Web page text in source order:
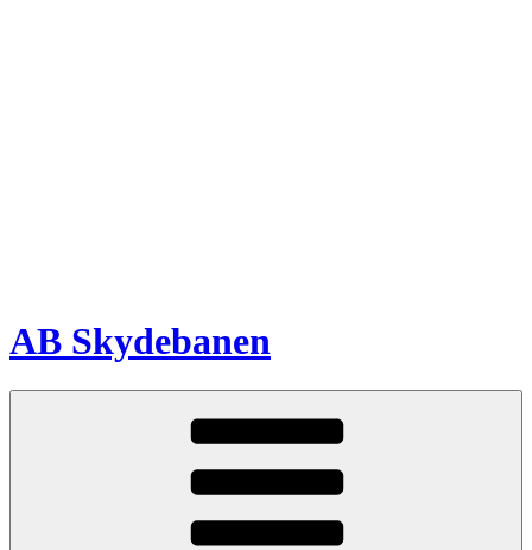
AB Skydebanen